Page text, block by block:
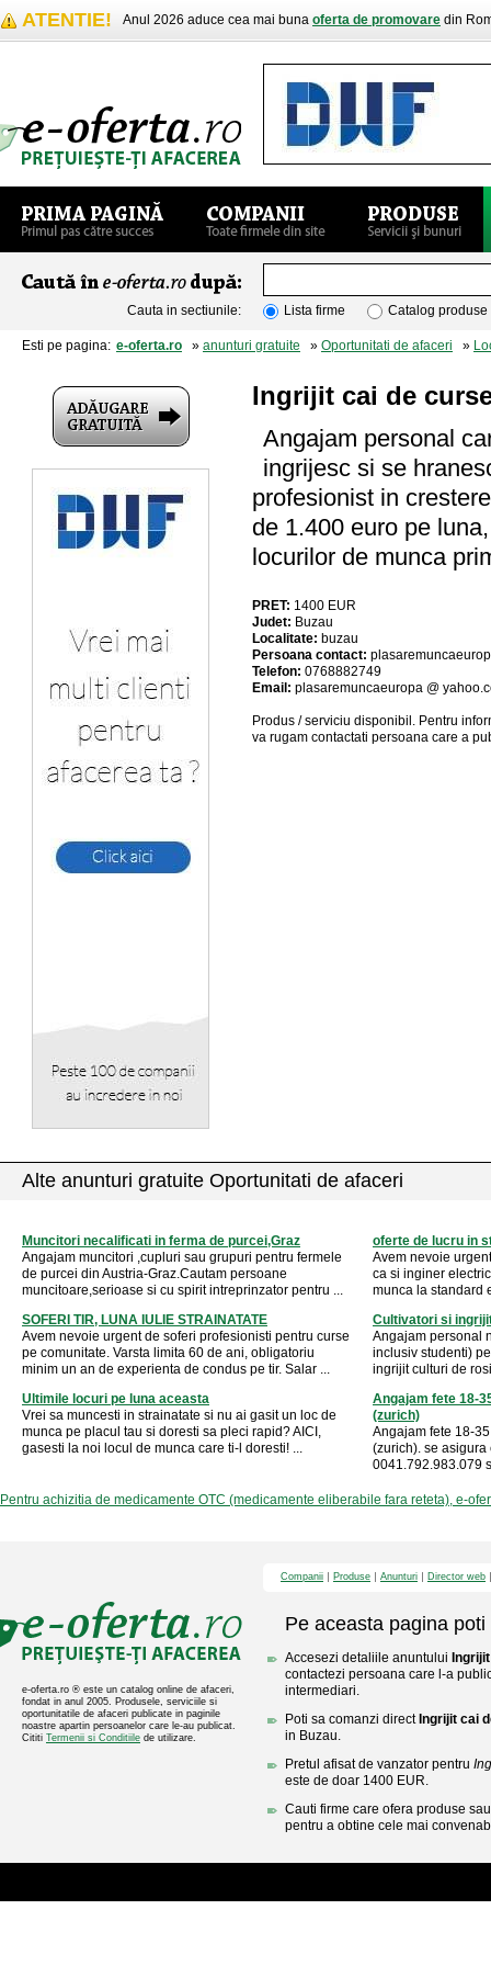
ATENTIE! Anul 2026 aduce cea mai buna oferta de promovare din
Cauta in sectiunile: Lista firme Catalog produse
Esti pe pagina: e-oferta.ro » anunturi gratuite » Oportunitati de afaceri »
Ingrijit cai de
Angajam personal
ingrijesc si se
profesionist in
de 1.400 euro pe
locurilor de munca
PRET: 1400 EUR
Judet: Buzau
Localitate: buzau
Persoana contact:
Telefon: 0768882749
Email: plasaremuncaeuropa @
Produs / serviciu disponibil . Pentru
va rugam contactati persoana care a
Alte anunturi gratuite Oportunitati de afaceri
Muncitori necalificati in ferma de purcei,Graz
Angajam muncitori ,cupluri sau grupuri pentru fermele
de purcei din Austria-Graz.Cautam persoane
muncitoare,serioase si cu spirit intreprinzator pentru ...
oferte de lucru in
Avem nevoie
ca si inginer
munca la standard
SOFERI TIR, LUNA IULIE STRAINATATE
Avem nevoie urgent de soferi profesionisti pentru curse
pe comunitate. Varsta limita 60 de ani, obligatoriu
minim un an de experienta de condus pe tir. Salar ...
Cultivatori si
Angajam personal
inclusiv studenti)
ingrijit culturi de
Ultimile locuri pe luna aceasta
Vrei sa muncesti in strainatate si nu ai gasit un loc de
munca pe placul tau si doresti sa pleci rapid? AICI,
gasesti la noi locul de munca care ti-l doresti! ...
Angajam fete 18-
(zurich)
Angajam fete 18-
(zurich). se asigura
0041.792.983.079
Pentru achizitia de medicamente OTC (medicamente eliberabile fara reteta), e-
e-oferta.ro ® este un catalog online de afaceri,
fondat in anul 2005. Produsele, serviciile si
oportunitatile de afaceri publicate in paginile
noastre apartin persoanelor care le-au publicat.
Cititi Termenii si Conditiile de utilizare.
Companii Produse Anunturi Director web
Pe aceasta pagina poti
Accesezi detaliile anuntului
contactezi persoana care l-a
intermediari.
Poti sa comanzi direct Ingrijit cai
in Buzau.
Pretul afisat de vanzator pentru
este de doar 1400 EUR.
Cauti firme care ofera produse
pentru a obtine cele mai